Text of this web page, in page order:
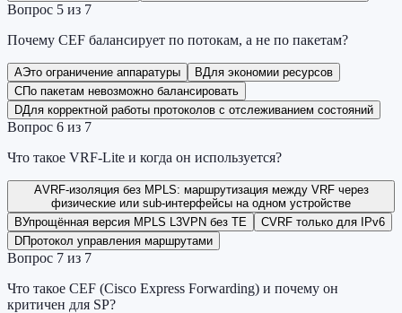
Вопрос 5 из 7
Почему CEF балансирует по потокам, а не по пакетам?
AЭто ограничение аппаратуры BДля экономии ресурсов
CПо пакетам невозможно балансировать
DДля корректной работы протоколов с отслеживанием состояний
Вопрос 6 из 7
Что такое VRF-Lite и когда он используется?
AVRF-изоляция без MPLS: маршрутизация между VRF через
физические или sub-интерфейсы на одном устройстве
BУпрощённая версия MPLS L3VPN без TE CVRF только для IPv6
DПротокол управления маршрутами
Вопрос 7 из 7
Что такое CEF (Cisco Express Forwarding) и почему он
критичен для SP?